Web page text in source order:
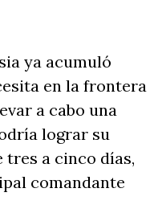
ya acumuló
en la frontera
a cabo una
lograr su
tres a cinco días,
comandante